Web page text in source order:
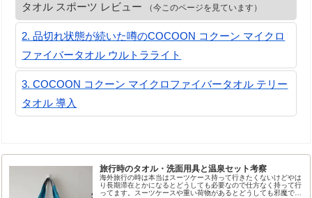
タオル スポーツ レビュー
（今このページを見ています）
品切れ状態が続いた噂のCOCOON コクーン マイクロ
ファイバータオル ウルトラライト
COCOON コクーン マイクロファイバータオル テリー
タオル 導入
旅行時のタオル・洗面用具と温泉セット考察
海外旅行の時は本当はスーツケース持って行きたくないけどやは
り長期滞在とかになるとどうしても必要なので仕方なく持って行
ってます。スーツケースや重い荷物があるとどうしても邪魔で、